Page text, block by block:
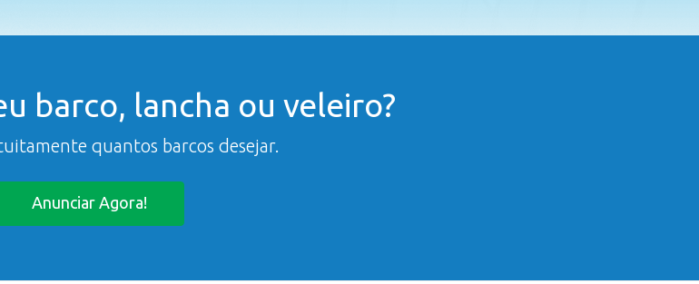
barco, lancha ou veleiro?
quantos barcos desejar.
Anunciar Agora!